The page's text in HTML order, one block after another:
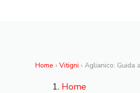
Home › Vitigni › Aglianico:
Home